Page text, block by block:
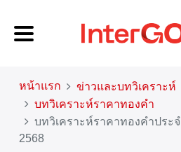
หน้าแรก
ข่าวและบทวิเคราะห์
บทวิเคราะห์ราคาทองคำ
บทวิเคราะห์ราคาทองคำประ
2568